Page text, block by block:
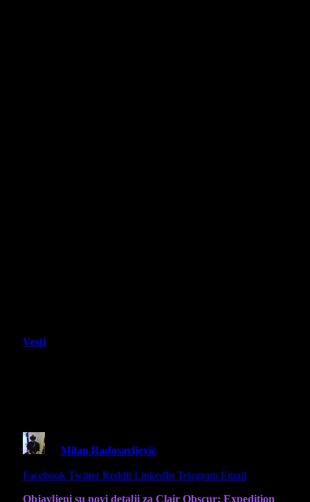
Vesti
Milan Radosavljević
Facebook Twitter Reddit LinkedIn Telegram Email
Objavljeni su novi detalji za Clair Obscur: Expedition